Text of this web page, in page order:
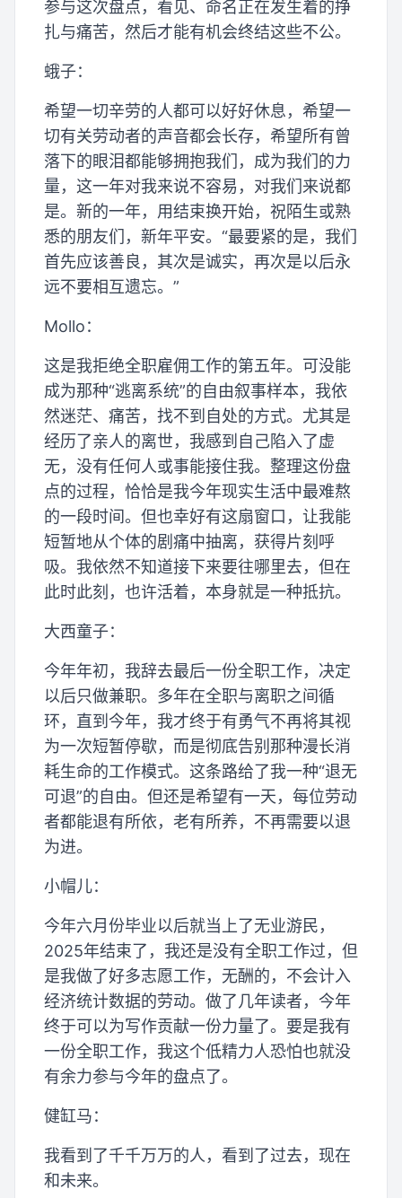
参与这次盘点，看见、命名正在发生着的挣
扎与痛苦，然后才能有机会终结这些不公。
蛾子：
希望一切辛劳的人都可以好好休息，希望一
切有关劳动者的声音都会长存，希望所有曾
落下的眼泪都能够拥抱我们，成为我们的力
量，这一年对我来说不容易，对我们来说都
是。新的一年，用结束换开始，祝陌生或熟
悉的朋友们，新年平安。“最要紧的是，我们
首先应该善良，其次是诚实，再次是以后永
远不要相互遗忘。”
Mollo：
这是我拒绝全职雇佣工作的第五年。可没能
成为那种“逃离系统”的自由叙事样本，我依
然迷茫、痛苦，找不到自处的方式。尤其是
经历了亲人的离世，我感到自己陷入了虚
无，没有任何人或事能接住我。整理这份盘
点的过程，恰恰是我今年现实生活中最难熬
的一段时间。但也幸好有这扇窗口，让我能
短暂地从个体的剧痛中抽离，获得片刻呼
吸。我依然不知道接下来要往哪里去，但在
此时此刻，也许活着，本身就是一种抵抗。
大西童子：
今年年初，我辞去最后一份全职工作，决定
以后只做兼职。多年在全职与离职之间循
环，直到今年，我才终于有勇气不再将其视
为一次短暂停歇，而是彻底告别那种漫长消
耗生命的工作模式。这条路给了我一种“退无
可退”的自由。但还是希望有一天，每位劳动
者都能退有所依，老有所养，不再需要以退
为进。
小帽儿：
今年六月份毕业以后就当上了无业游民，
2025年结束了，我还是没有全职工作过，但
是我做了好多志愿工作，无酬的，不会计入
经济统计数据的劳动。做了几年读者，今年
终于可以为写作贡献一份力量了。要是我有
一份全职工作，我这个低精力人恐怕也就没
有余力参与今年的盘点了。
健缸马：
我看到了千千万万的人，看到了过去，现在
和未来。